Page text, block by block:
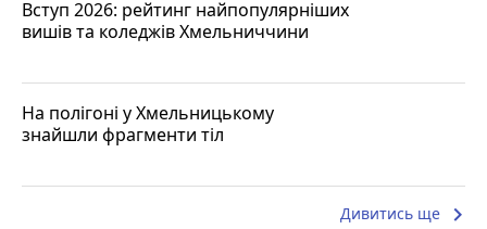
Вступ 2026: рейтинг найпопулярніших
вишів та коледжів Хмельниччини
На полігоні у Хмельницькому
знайшли фрагменти тіл
Дивитись ще keyboard_arrow_right